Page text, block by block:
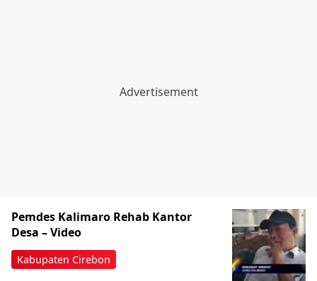
Kabupaten Cirebon
Pemdes Kalimaro Rehab Kantor
Desa – Video